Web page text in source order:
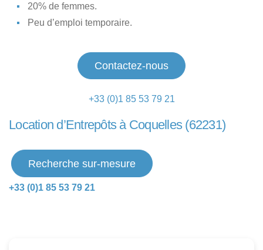
20% de femmes.
Peu d’emploi temporaire.
Contactez-nous
+33 (0)1 85 53 79 21
Location d’Entrepôts à Coquelles (62231)
Recherche sur-mesure
+33 (0)1 85 53 79 21